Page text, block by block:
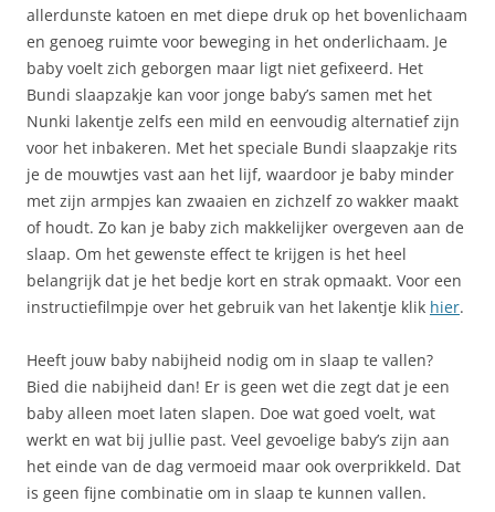
allerdunste katoen en met diepe druk op het bovenlichaam
en genoeg ruimte voor beweging in het onderlichaam. Je
baby voelt zich geborgen maar ligt niet gefixeerd. Het
Bundi slaapzakje kan voor jonge baby’s samen met het
Nunki lakentje zelfs een mild en eenvoudig alternatief zijn
voor het inbakeren. Met het speciale Bundi slaapzakje rits
je de mouwtjes vast aan het lijf, waardoor je baby minder
met zijn armpjes kan zwaaien en zichzelf zo wakker maakt
of houdt. Zo kan je baby zich makkelijker overgeven aan de
slaap. Om het gewenste effect te krijgen is het heel
belangrijk dat je het bedje kort en strak opmaakt. Voor een
instructiefilmpje over het gebruik van het lakentje klik hier.
Heeft jouw baby nabijheid nodig om in slaap te vallen?
Bied die nabijheid dan! Er is geen wet die zegt dat je een
baby alleen moet laten slapen. Doe wat goed voelt, wat
werkt en wat bij jullie past. Veel gevoelige baby’s zijn aan
het einde van de dag vermoeid maar ook overprikkeld. Dat
is geen fijne combinatie om in slaap te kunnen vallen.